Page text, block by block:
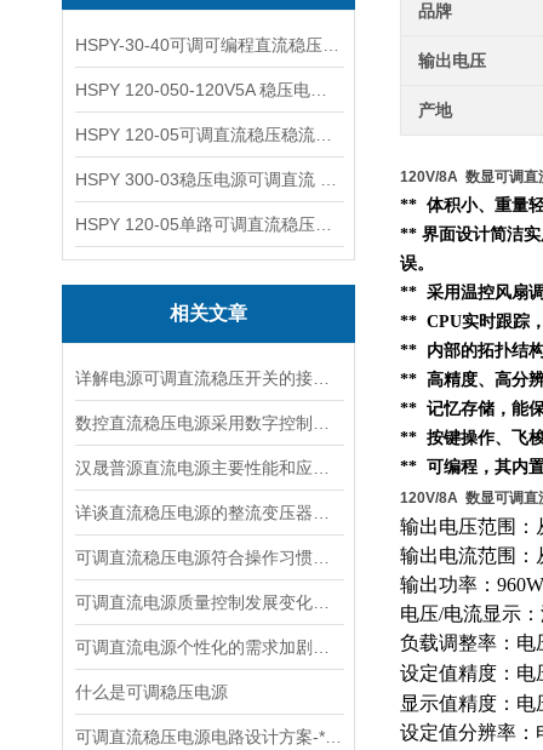
相关文章
什么是可调稳压电源
品牌
输出电压
产地
120V/8A 数显可调直
** 体积小、重量
** 界面设计简洁
误。
** 采用温控风扇
** CPU实时跟踪
** 内部的拓扑结
** 高精度、高分
** 记忆存储，能
** 按键操作、飞
** 可编程，其内
120V/8A 数显可调直
输出电压范围：
输出电流范围：
输出功率：960W
电压/电流显示
负载调整率：电
设定值精度：电
显示值精度：电
设定值分辨率：